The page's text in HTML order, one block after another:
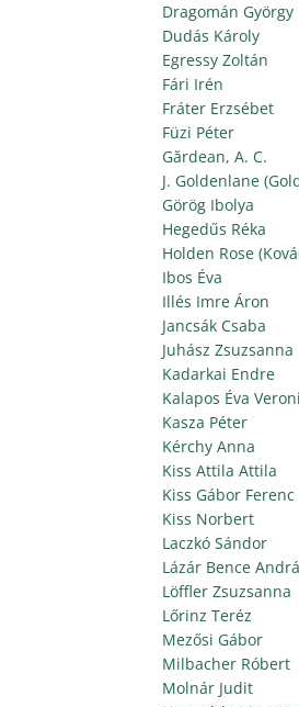
Dragomán György
Dudás Károly
Egressy Zoltán
Fári Irén
Fráter Erzsébet
Füzi Péter
Gărdean, A. C.
J. Goldenlane
Görög Ibolya
Hegedűs Réka
Holden Rose
Ibos Éva
Illés Imre Áron
Jancsák Csaba
Juhász Zsuzsanna
Kadarkai Endre
Kalapos Éva
Kasza Péter
Kérchy Anna
Kiss Attila Attila
Kiss Gábor Ferenc
Kiss Norbert
Laczkó Sándor
Lázár Bence
Löffler Zsuzsanna
Lőrinz Teréz
Mezősi Gábor
Milbacher Róbert
Molnár Judit